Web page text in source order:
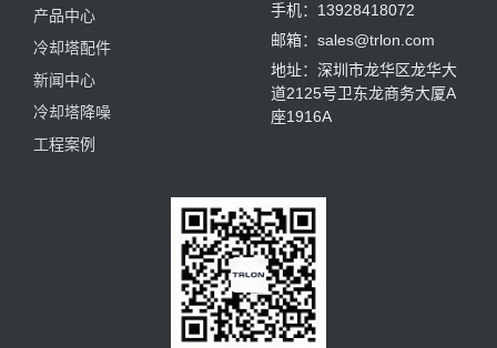
产品中心
冷却塔配件
新闻中心
冷却塔降噪
工程案例
手机：13928418072
邮箱：sales@trlon.com
地址：深圳市龙华区龙华大
道2125号卫东龙商务大厦A
座1916A